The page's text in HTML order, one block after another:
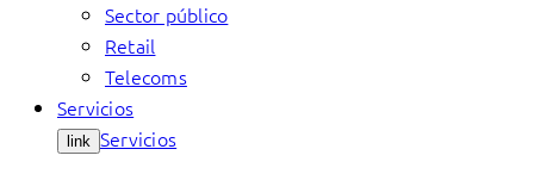
Sector público
Retail
Telecoms
Servicios
link Servicios